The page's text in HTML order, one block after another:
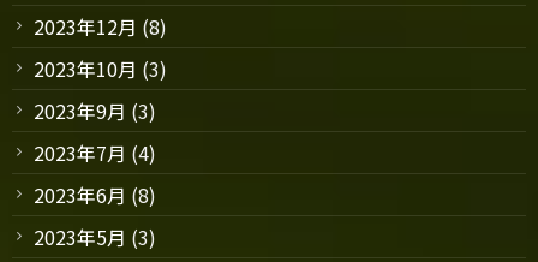
2023年12月 (8)
2023年10月 (3)
2023年9月 (3)
2023年7月 (4)
2023年6月 (8)
2023年5月 (3)